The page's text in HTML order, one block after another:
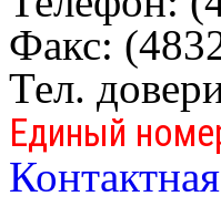
Факс:
Тел.
Единый